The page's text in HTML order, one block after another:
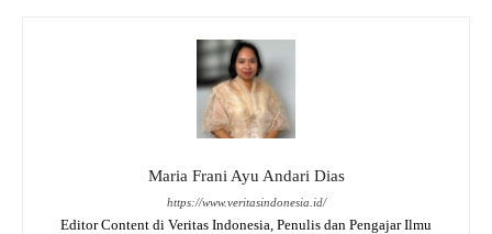
Maria Frani Ayu Andari Dias
https://www.veritasindonesia.id/
Editor Content di Veritas Indonesia, Penulis dan Pengajar Ilmu